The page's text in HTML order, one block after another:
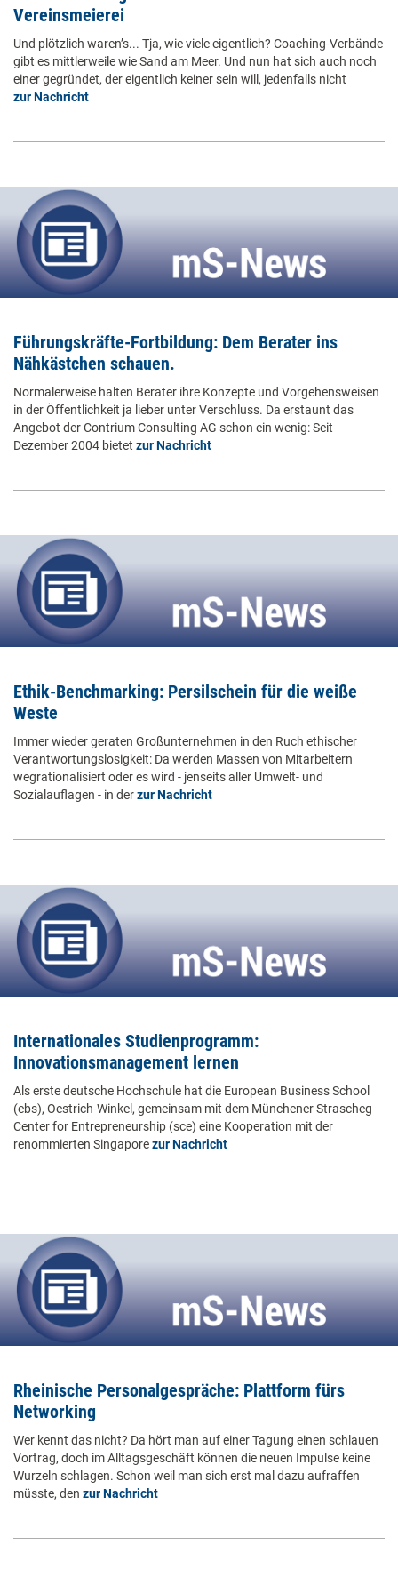
Vereinsmeierei
Und plötzlich waren’s... Tja, wie viele eigentlich? Coaching-Verbände
gibt es mittlerweile wie Sand am Meer. Und nun hat sich auch noch
einer gegründet, der eigentlich keiner sein will, jedenfalls nicht
zur Nachricht
Führungskräfte-Fortbildung: Dem Berater ins
Nähkästchen schauen.
Normalerweise halten Berater ihre Konzepte und Vorgehensweisen
in der Öffentlichkeit ja lieber unter Verschluss. Da erstaunt das
Angebot der Contrium Consulting AG schon ein wenig: Seit
Dezember 2004 bietet zur Nachricht
Ethik-Benchmarking: Persilschein für die weiße
Weste
Immer wieder geraten Großunternehmen in den Ruch ethischer
Verantwortungslosigkeit: Da werden Massen von Mitarbeitern
wegrationalisiert oder es wird - jenseits aller Umwelt- und
Sozialauflagen - in derzur Nachricht
Internationales Studienprogramm:
Innovationsmanagement lernen
Als erste deutsche Hochschule hat die European Business School
(ebs), Oestrich-Winkel, gemeinsam mit dem Münchener Strascheg
Center for Entrepreneurship (sce) eine Kooperation mit der
renommierten Singaporezur Nachricht
Rheinische Personalgespräche: Plattform fürs
Networking
Wer kennt das nicht? Da hört man auf einer Tagung einen schlauen
Vortrag, doch im Alltagsgeschäft können die neuen Impulse keine
Wurzeln schlagen. Schon weil man sich erst mal dazu aufraffen
müsste, den zur Nachricht